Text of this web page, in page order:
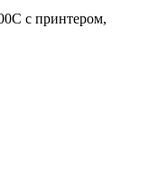
с принтером,